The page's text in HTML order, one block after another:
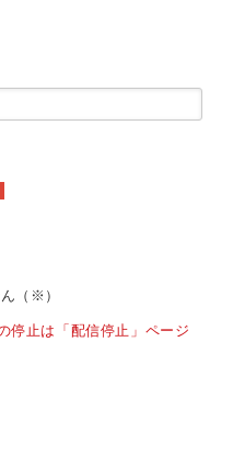
（※）
停止は「配信停止」ページ